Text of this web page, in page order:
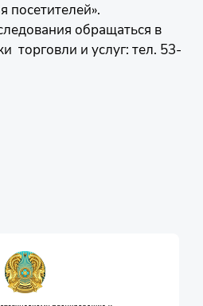
посетителей».
обращаться в
торговли и услуг: тел. 53-